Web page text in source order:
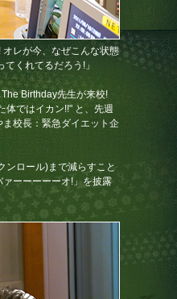
レが今、なぜこんな状態
くれてるだろう!」
Birthday先生が来校!
体ではイカン!!" と、先週
校長：緊急ダイエット企
ンロール)まで減らすこと
ーーーーーオ!」を披露